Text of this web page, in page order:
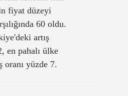
fiyat düzeyi
60 oldu.
artış
en pahalı ülke
oranı yüzde 7.